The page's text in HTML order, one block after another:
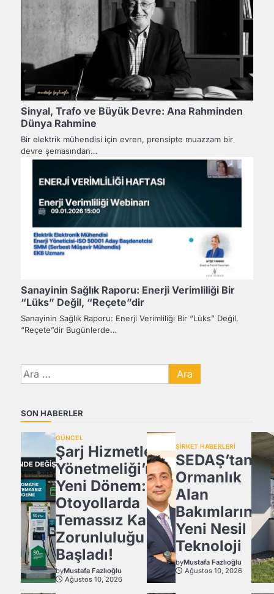
Sinyal, Trafo ve Büyük Devre: Ana Rahminden
Dünya Rahmine
Bir elektrik mühendisi için evren, prensipte muazzam bir
devre şemasından…
Sanayinin Sağlık Raporu: Enerji Verimliliği Bir
“Lüks” Değil, “Reçete”dir
Sanayinin Sağlık Raporu: Enerji Verimliliği Bir “Lüks” Değil,
“Reçete”dir Bugünlerde…
Arama:
SON HABERLER
GÜNCEL
Şarj Hizmetleri
Yönetmeliği’nde
Yeni Dönem:
Otoyollarda
Temassız Kart
Zorunluluğu
Başladı!
byMustafa Fazlıoğlu
Ağustos 10, 2026
ŞİRKET HABERLERİ
SEDAŞ’tan
Ormanlık
Alan
Bakımlarında
Yeni Nesil
Teknoloji
byMustafa Fazlıoğlu
Ağustos 10, 2026